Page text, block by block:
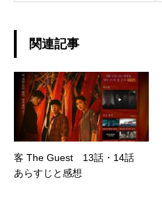
関連記事
客 The Guest 13話・14話
あらすじと感想